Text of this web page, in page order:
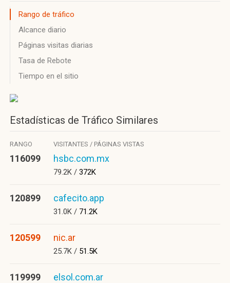
Rango de tráfico
Alcance diario
Páginas visitas diarias
Tasa de Rebote
Tiempo en el sitio
Estadísticas de Tráfico Similares
RANGO VISITANTES / PÁGINAS VISTAS
116099 hsbc.com.mx
79.2K / 372K
120899 cafecito.app
31.0K / 71.2K
120599 nic.ar
25.7K / 51.5K
119999 elsol.com.ar